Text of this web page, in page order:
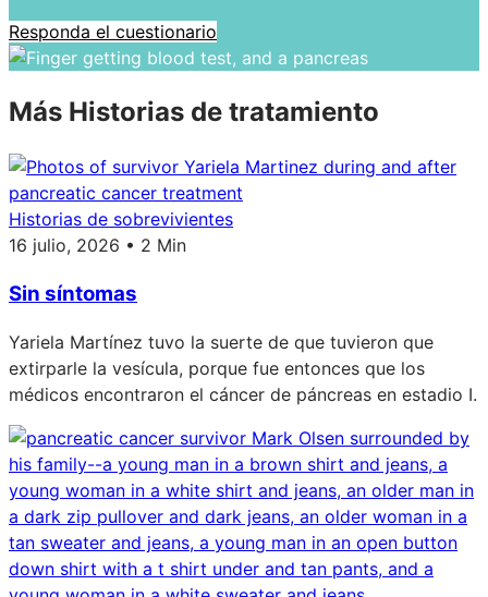
Responda el cuestionario
Más Historias de tratamiento
Historias de sobrevivientes
16 julio, 2026 • 2 Min
Sin síntomas
Yariela Martínez tuvo la suerte de que tuvieron que
extirparle la vesícula, porque fue entonces que los
médicos encontraron el cáncer de páncreas en estadio I.